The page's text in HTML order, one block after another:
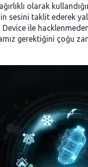
olarak
sesini taklit ederek
ile
gerektiğini çoğu